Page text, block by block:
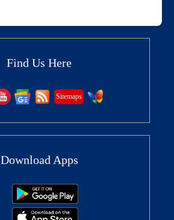
Find Us Here
Sitemaps
Download Apps